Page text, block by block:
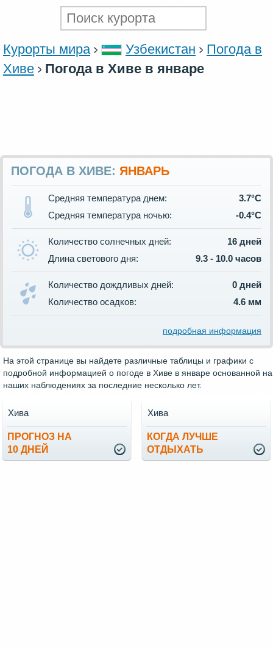
Курорты мира Узбекистан
Погода в
Хиве
Погода в Хиве в январе
ПОГОДА В ХИВЕ: ЯНВАРЬ
Средняя температура днем:
3.7°C
Средняя температура ночью:
-0.4°C
Количество солнечных дней:
16 дней
Длина светового дня:
9.3 - 10.0 часов
Количество дождливых дней:
0 дней
Количество осадков:
4.6 мм
подробная информация
На этой странице вы найдете различные таблицы и графики с
подробной информацией о погоде в Хиве в январе основанной на
наших наблюдениях за последние несколько лет.
ПРОГНОЗ НА
10 ДНЕЙ
Хива
КОГДА ЛУЧШЕ
ОТДЫХАТЬ
Хива